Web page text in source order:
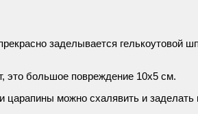
заделывается гелькоутовой
это большое повреждение 10х5 см.
царапины можно схалявить и